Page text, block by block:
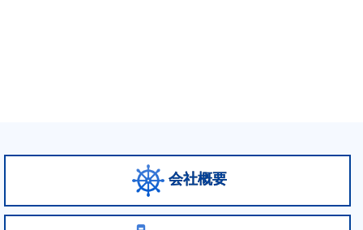
会社概要